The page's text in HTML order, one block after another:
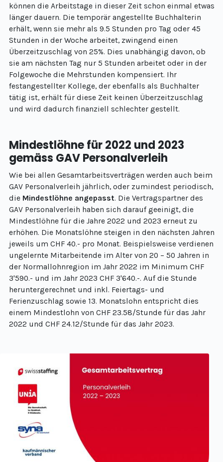
können die Arbeitstage in dieser Zeit schon einmal etwas
länger dauern. Die temporär angestellte Buchhalterin
erhält, wenn sie mehr als 9.5 Stunden pro Tag oder 45
Stunden in der Woche arbeitet, zwingend einen
Überzeitzuschlag von 25%. Dies unabhängig davon, ob
sie am nächsten Tag nur 5 Stunden arbeitet oder in der
Folgewoche die Mehrstunden kompensiert. Ihr
festangestellter Kollege, der ebenfalls als Buchhalter
tätig ist, erhält für diese Zeit keinen Überzeitzuschlag
und wird dadurch finanziell schlechter gestellt.
Mindestlöhne für 2022 und 2023
gemäss GAV Personalverleih
Wie bei allen Gesamtarbeitsverträgen werden auch beim
GAV Personalverleih jährlich, oder zumindest periodisch,
die Mindestlöhne angepasst. Die Vertragspartner des
GAV Personalverleih haben sich darauf geeinigt, die
Mindestlöhne für die Jahre 2022 und 2023 erneut zu
erhöhen. Die Monatslöhne steigen in den nächsten Jahren
jeweils um CHF 40.- pro Monat. Beispielsweise verdienen
ungelernte Mitarbeitende im Alter von 20 – 50 Jahren in
der Normallohnregion im Jahr 2022 im Minimum CHF
3'590.- und im Jahr 2023 CHF 3'640.-. Auf die Stunde
heruntergerechnet und inkl. Feiertags- und
Ferienzuschlag sowie 13. Monatslohn entspricht dies
einem Mindestlohn von CHF 23.58/Stunde für das Jahr
2022 und CHF 24.12/Stunde für das Jahr 2023.